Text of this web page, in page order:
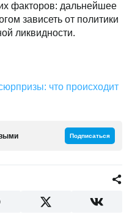
факторов: дальнейшее
зависеть от политики
ликвидности.
что происходит
Подписаться